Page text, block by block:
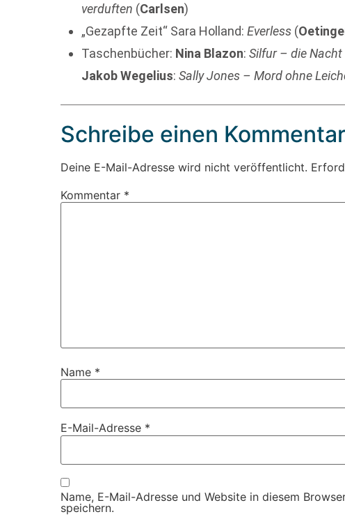
verduften (Carlsen)
„Gezapfte Zeit“ Sara Holland: Everless (
Taschenbücher: Nina Blazon:Silfur – die
Jakob Wegelius:Sally Jones – Mord ohne
Schreibe einen Kommentar
Deine E-Mail-Adresse wird nicht veröffentlicht.
Kommentar *
Name *
E-Mail-Adresse *
Name, E-Mail-Adresse und Website in diesem
speichern.